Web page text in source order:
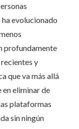
evolucionado
profundamente
recientes y
que va más allá
eliminar de
plataformas
sin ningún